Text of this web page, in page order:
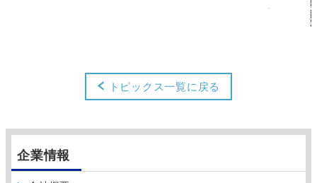
トピックス一覧に戻る
企業情報